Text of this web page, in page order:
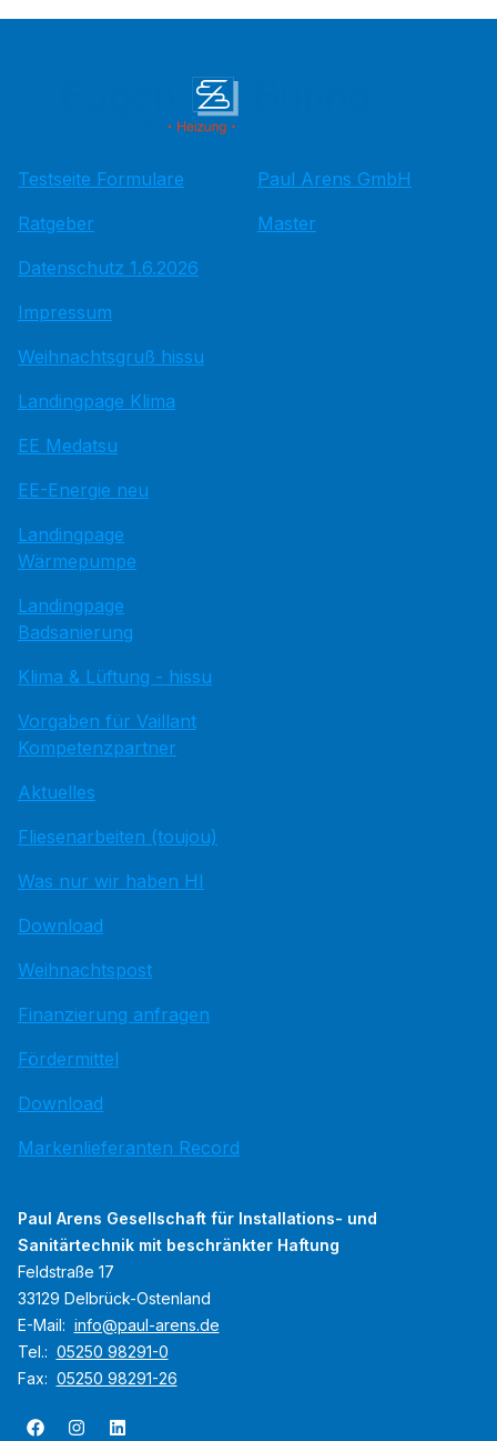
Testseite Formulare
Ratgeber
Datenschutz 1.6.2026
Impressum
Weihnachtsgruß hissu
Landingpage Klima
EE Medatsu
EE-Energie neu
Landingpage
Wärmepumpe
Landingpage
Badsanierung
Klima & Lüftung - hissu
Vorgaben für Vaillant
Kompetenzpartner
Aktuelles
Fliesenarbeiten (toujou)
Was nur wir haben HI
Download
Weihnachtspost
Finanzierung anfragen
Fördermittel
Download
Markenlieferanten Record
Paul Arens GmbH
Master
Paul Arens Gesellschaft für Installations- und
Sanitärtechnik mit beschränkter Haftung
Feldstraße 17
33129 Delbrück-Ostenland
E-Mail: info@paul-arens.de
Tel.: 05250 98291-0
Fax: 05250 98291-26